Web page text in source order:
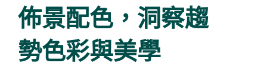
佈景配色，洞察趨
勢色彩與美學